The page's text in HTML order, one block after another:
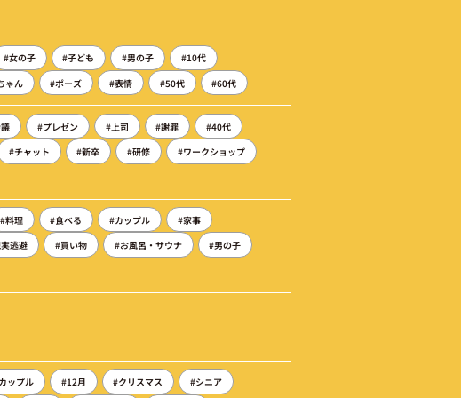
#女の子 #子ども #男の子
#10代
ゃん #ポーズ #表情 #50代 #60代
#プレゼン #上司 #謝罪
#40代
#チャット #新卒 #研修
#ワークショップ
#料理 #食べる #カップル
#家事
逃避 #買い物 #お風呂・サウナ
#男の子
ップル #12月 #クリスマス #シニア